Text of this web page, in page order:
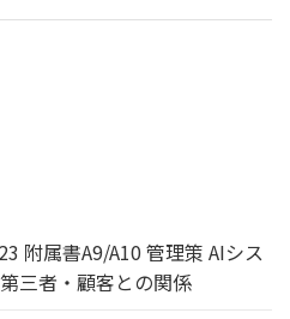
附属書A9/A10 管理策 AIシス
三者・顧客との関係